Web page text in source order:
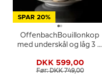
SPAR 20%
OffenbachBouillonkop
med underskål og låg 3 dl
DKK 599,00
Før: DKK 749,00